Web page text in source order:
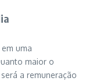
uma
maior o
a remuneração